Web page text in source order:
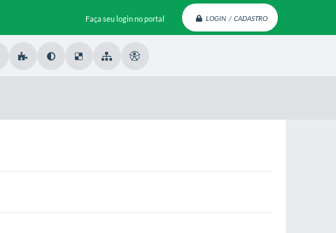
Faça seu login no portal LOGIN / CADASTRO